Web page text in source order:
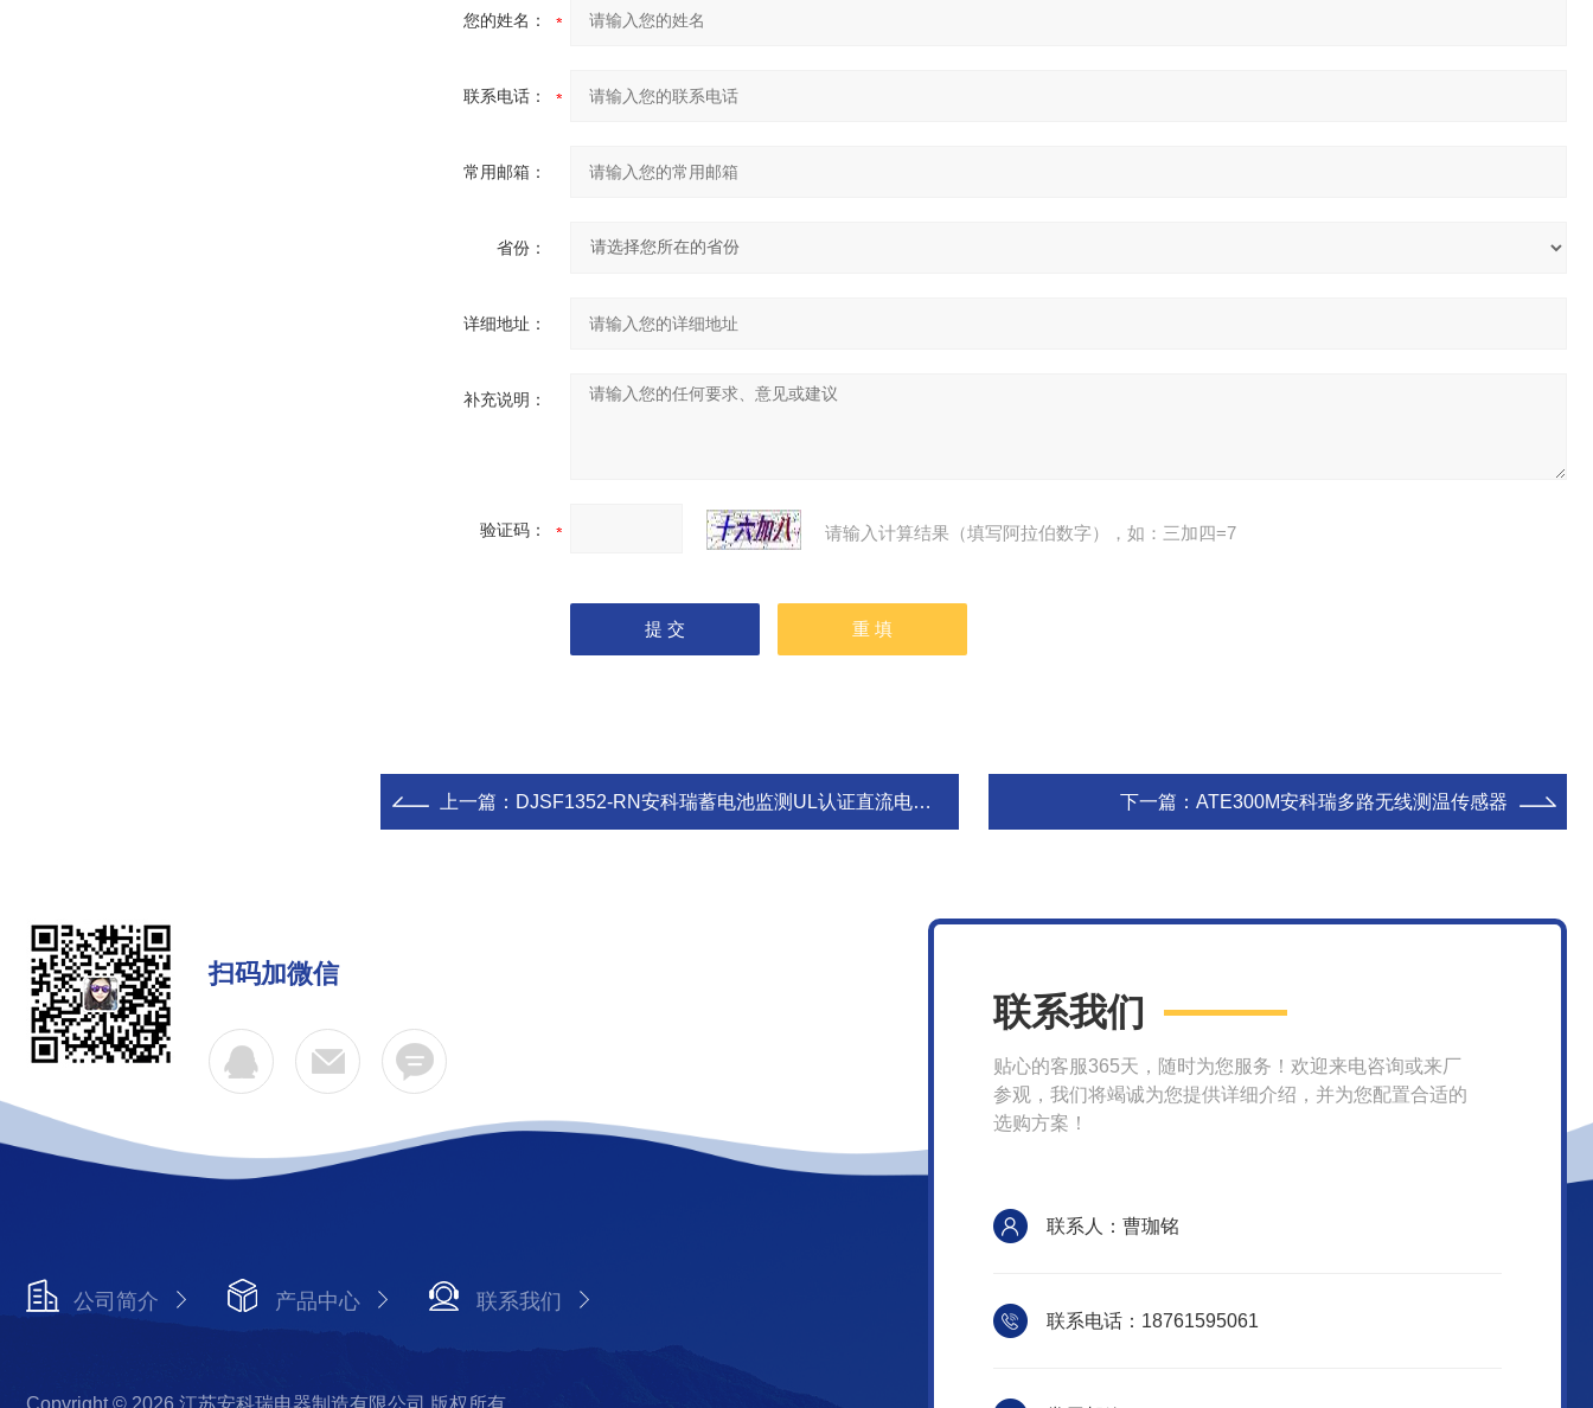
您的姓名：
联系电话：
常用邮箱：
省份：
详细地址：
补充说明：
验证码： 请输入计算结果（填写阿拉伯数字），如：三加四=7
上一篇： DJSF1352-RN安科瑞蓄电池监测UL认证直流电能表 下一篇： ATE300M安科瑞多路无线测温传感器
扫码加微信
公司简介 产品中心 联系我们
Copyright © 2026 江苏安科瑞电器制造有限公司 版权所有
联系我们
贴心的客服365天，随时为您服务！欢迎来电咨询或来厂
参观，我们将竭诚为您提供详细介绍，并为您配置合适的
选购方案！
联系人：曹珈铭
联系电话：18761595061